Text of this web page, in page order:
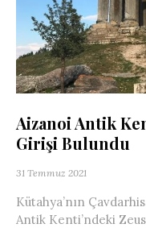
Aizanoi Antik
Girişi Bulundu
31 Temmuz 2021
Kütahya’nın
Antik Kenti’ndeki Zeus